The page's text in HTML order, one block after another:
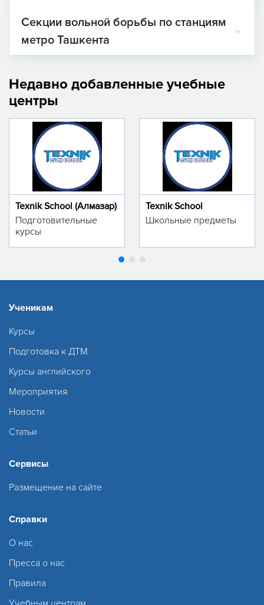
Секции вольной борьбы по станциям
метро Ташкента
Недавно добавленные учебные
центры
Texnik School (Алмазар)
Подготовительные
курсы
Texnik School
Школьные предметы
Ученикам
Курсы
Подготовка к ДТМ
Курсы английского
Мероприятия
Новости
Статьи
Сервисы
Размещение на сайте
Справки
О нас
Пресса о нас
Правила